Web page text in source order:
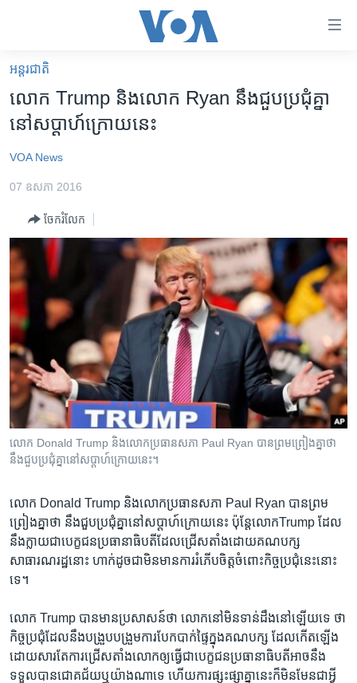
គេហទំព័រ​
ទាក់ទង
និង​
ទំព័រ​
ម្តង
រំលង​
និង​
ទៅ​
ទំព័រ​
រចនា
សម្ព័ន្ធ​
រំលង​
ទៅ​
អន្តរជាតិ
កម្ពុជាច្នៃប្រតិដ្ឋ
ព្រឹត្តិការណ៍ព័ត៌មាន
ទូរទស្សន៍ / វីដេអូ​
វិទ្យុ / ផតខាសថ៍
កម្មវិធីទាំងអស់
Khmer English
បណ្តាញ​សង្គម
ភាសា
អន្តរជាតិ
លោក Trump និង​លោក Ryan នឹង​ជួប​ប្រជុំ​គ្នា​
នៅ​សប្តាហ៍​ក្រោយ​នេះ
VOA News
07 ឧសភា 2016
ចែករំលែក
លោក Donald Trump និង​លោក​ប្រធាន​សភា Paul Ryan បាន​ព្រមព្រៀង​គ្នា​ថា​
នឹង​ជួបប្រជុំ​គ្នា​នៅ​សប្តាហ៍​ក្រោយ​នេះ។
លោក Donald Trump និង​លោក​ប្រធាន​សភា Paul Ryan បាន​ព្រម
ព្រៀង​គ្នា​ថា​ នឹង​ជួបប្រជុំ​គ្នា​នៅ​សប្តាហ៍​ក្រោយ​នេះ ប៉ុន្តែ​លោកTrump ​ដែល
នឹង​ក្លាយ​ជា​បេក្ខជន​ប្រធានាធិបតី​ដែល​ជ្រើសតាំង​ដោយ​គណបក្ស​
សាធារណរដ្ឋ​នោះ​ ហាក់​ដូច​ជា​មិន​មាន​ការរំភើប​ចិត្ត​ចំពោះកិច្ចប្រជុំ​នេះ​នោះ​
ទេ។
លោក Trump ​បាន​មាន​ប្រសាសន៍​ថា លោកនៅ​មិន​ទាន់​ដឹង​នៅ​ឡើយ​ទេ ថា​
កិច្ចប្រជុំ​ដែល​នឹង​បង្រួបបង្រួម​ការបែកបាក់​ផ្ទៃ​ក្នុង​គណបក្ស​ ដែល​កើតឡើង​
ដោយសារ​តែ​ការជ្រើសតាំង​លោក​ឲ្យ​ធ្វើ​ជា​បេក្ខជន​ប្រធានាធិបតី​អាច​នឹង​
ទទួល​បាន​ជោគជ័យ​ឬ​យ៉ាង​ណា​ទេ ហើយ​ការផ្សះផ្សា​គ្នា​នេះក៏មិនមែន​ជា​អ្វី​